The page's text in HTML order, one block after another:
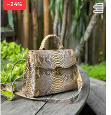
−24%